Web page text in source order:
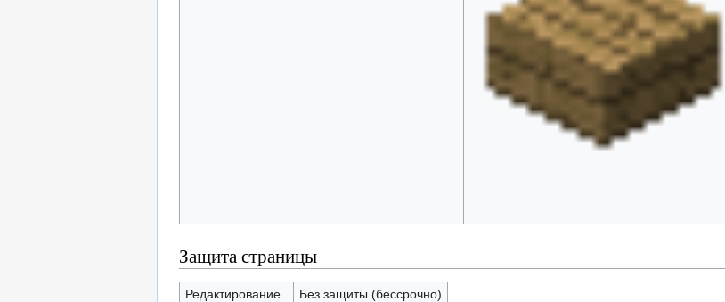
Защита страницы
Редактирование
Без защиты (бессрочно)